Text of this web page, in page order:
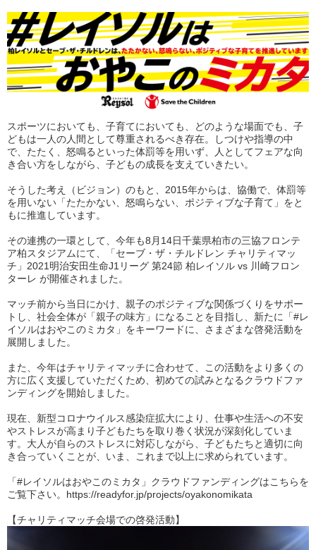
スポーツにおいても、子育てにおいても、どのような場面でも、子
どもは一人の人間として尊重されるべき存在。しつけや指導の中
で、たたく、怒鳴るといった体罰等を用いず、人としてフェアな向
き合い方をしながら、子どもの成長を支えていきたい。
そうした考え（ビジョン）のもと、2015年からは、協働で、体罰等
を用いない 「たたかない、怒鳴らない、ポジティブな子育て」 をと
もに推進しています。
その連携の一環として、今年も8月14日千葉県柏市の三協フロンテ
ア柏スタジアムにて、
「セーブ・ザ・チルドレン チャリティマッ
チ」 2021明治安田生命J1リーグ 第24節 柏レイソル vs 川崎フロン
ターレ が開催されました。
マッチ前から当日にかけ、親子のポジティブな関係づくりをサポー
トし、社会全体が「親子の味方」になることを目指し、新たに
「#レ
イソルはおやこのミカタ」 をキーワードに、さまざまな啓発活動を
展開しました。
また、今年はチャリティマッチに合わせて、この活動をより多くの
方に広く支援していただくため、初めての試みとなるクラウドファ
ンディングを開始しました。
現在、新型コロナウイルス感染症拡大により、仕事や生活への不安
やストレスが高まり子どもたちを取り巻く状況が深刻化していま
す。大人が自らのストレスに対応しながら、子どもたちと適切に向
き合っていくことが、いま、これまで以上に求められています。
「#レイソルはおやこのミカタ」クラウドファンディングはこちらを
ご覧下さい。 https://readyfor.jp/projects/oyakonomikata
【チャリティマッチ会場での啓発活動】